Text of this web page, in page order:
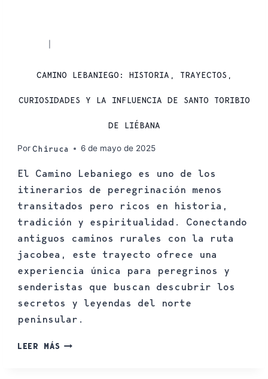
CAMINO LEBANIEGO: HISTORIA, TRAYECTOS,
CURIOSIDADES Y LA INFLUENCIA DE SANTO TORIBIO
DE LIÉBANA
PorChiruca 6 de mayo de 2025
El Camino Lebaniego es uno de los
itinerarios de peregrinación menos
transitados pero ricos en historia,
tradición y espiritualidad. Conectando
antiguos caminos rurales con la ruta
jacobea, este trayecto ofrece una
experiencia única para peregrinos y
senderistas que buscan descubrir los
secretos y leyendas del norte
peninsular.
LEER MÁS